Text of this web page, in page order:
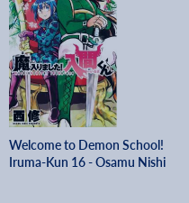
Welcome to Demon School!
Iruma-Kun 16 - Osamu Nishi